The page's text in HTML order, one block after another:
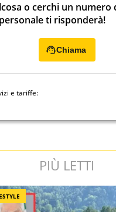
o cerchi un numero
ti risponderà!
Chiama
e tariffe:
PIÙ LETTI